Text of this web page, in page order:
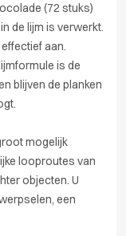
(72 stuks)
de lijm is verwerkt.
aan.
is de
blijven de planken
mogelijk
looproutes van
objecten. U
een